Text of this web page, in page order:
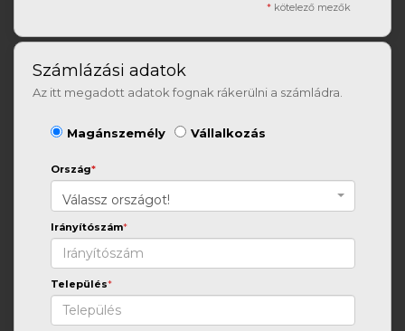
* kötelező mezők
Számlázási adatok
Az itt megadott adatok fognak rákerülni a számládra.
Magánszemély Vállalkozás
Ország*
Válassz országot!
Irányítószám*
Település*